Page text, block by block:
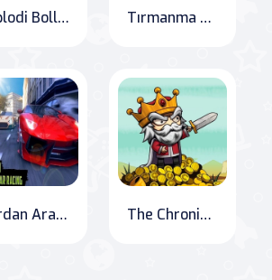
Esplodi Bolla V Tırmanma Tepeleri
Kardan Araba Yarışı: Sokakların En Hızlısı" The Chronicles of Raid Heroes: Conquering the Dark Lord